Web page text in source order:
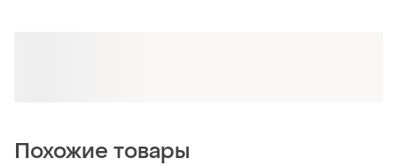
Похожие товары